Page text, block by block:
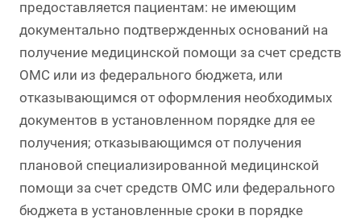
предоставляется пациентам: не имеющим
документально подтвержденных оснований на
получение медицинской помощи за счет средств
ОМС или из федерального бюджета, или
отказывающимся от оформления необходимых
документов в установленном порядке для ее
получения; отказывающимся от получения
плановой специализированной медицинской
помощи за счет средств ОМС или федерального
бюджета в установленные сроки в порядке